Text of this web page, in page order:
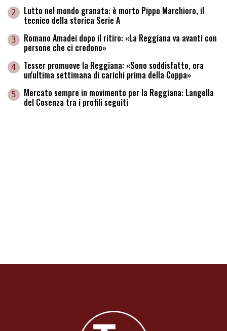
2 Lutto nel mondo granata: è morto Pippo Marchioro, il
tecnico della storica Serie A
3 Romano Amadei dopo il ritiro: «La Reggiana va avanti con
persone che ci credono»
4 Tesser promuove la Reggiana: «Sono soddisfatto, ora
un'ultima settimana di carichi prima della Coppa»
5 Mercato sempre in movimento per la Reggiana: Langella
del Cosenza tra i profili seguiti